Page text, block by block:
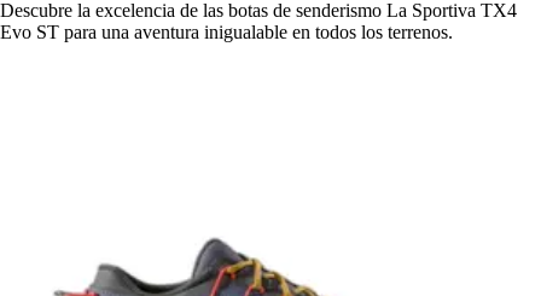
Descubre la excelencia de las botas de senderismo La Sportiva TX4
Evo ST para una aventura inigualable en todos los terrenos.